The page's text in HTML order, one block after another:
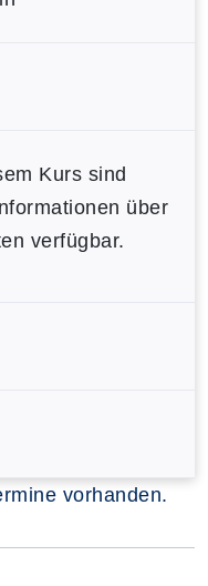
Kurs sind
über
verfügbar.
vorhanden.